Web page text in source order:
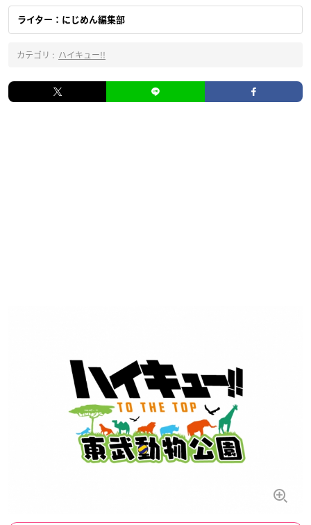
ライター：にじめん編集部
カテゴリ : ハイキュー!!